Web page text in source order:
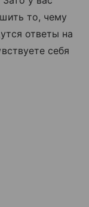
то, чему
ответы на
себя